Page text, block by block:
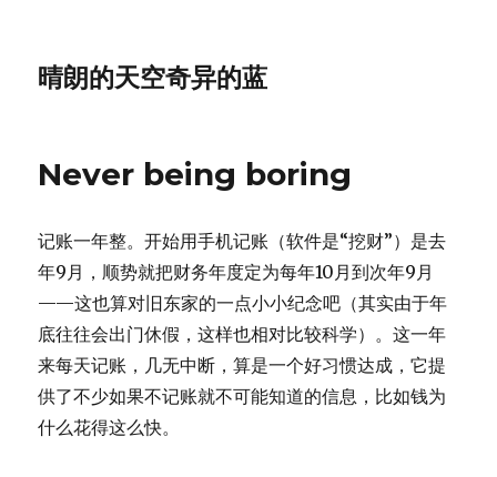
晴朗的天空奇异的蓝
Never being boring
记账一年整。开始用手机记账（软件是“挖财”）是去
年9月，顺势就把财务年度定为每年10月到次年9月
——这也算对旧东家的一点小小纪念吧（其实由于年
底往往会出门休假，这样也相对比较科学）。这一年
来每天记账，几无中断，算是一个好习惯达成，它提
供了不少如果不记账就不可能知道的信息，比如钱为
什么花得这么快。